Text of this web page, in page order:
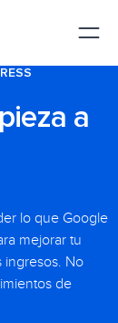
a
lo que Google
mejorar tu
ingresos. No
de